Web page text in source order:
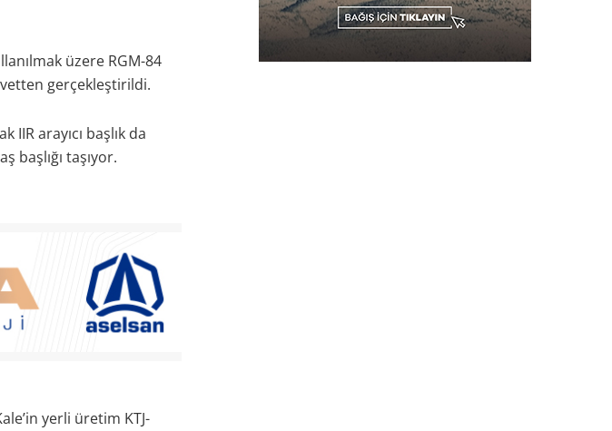
üzere RGM-84
gerçekleştirildi.
IIR arayıcı başlık da
başlığı taşıyor.
yerli üretim KTJ-